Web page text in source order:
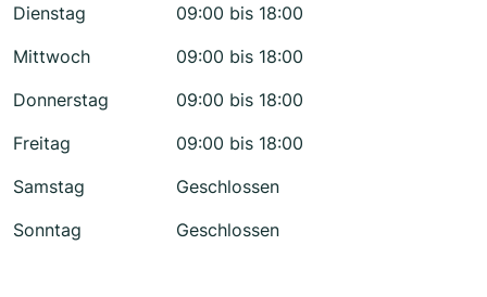
Dienstag
09:00 bis 18:00
Mittwoch
09:00 bis 18:00
Donnerstag
09:00 bis 18:00
Freitag
09:00 bis 18:00
Samstag
Geschlossen
Sonntag
Geschlossen